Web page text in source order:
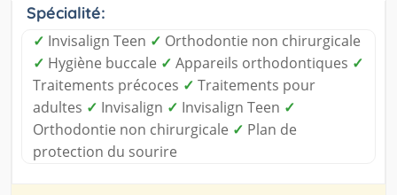
Spécialité:
✓ Invisalign Teen ✓ Orthodontie non chirurgicale
✓ Hygiène buccale ✓ Appareils orthodontiques ✓
Traitements précoces ✓ Traitements pour
adultes ✓ Invisalign ✓ Invisalign Teen ✓
Orthodontie non chirurgicale ✓ Plan de
protection du sourire